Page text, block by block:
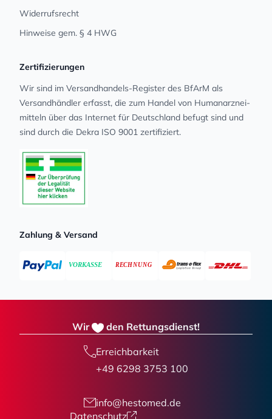
Widerrufsrecht
Hinweise gem. § 4 HWG
Zertifizierungen
Wir sind im Versandhandels-Register des BfArM als
Versandhändler erfasst, die zum Handel von Human­arz­nei­
mit­teln über das Internet für Deutschland befugt sind und
sind durch die Dekra ISO 9001 zertifiziert.
Zahlung & Versand
Wir den Rettungsdienst!
Erreichbarkeit
+49 6298 3753 100
info@hestomed.de
Datenschutz